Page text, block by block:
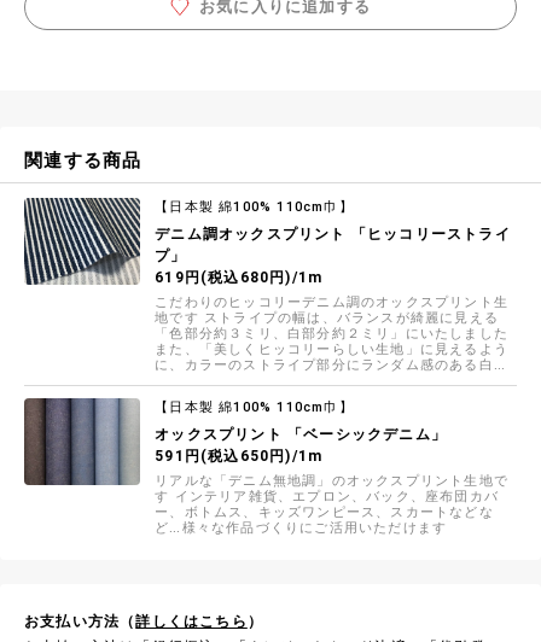
お気に入りに追加する
関連する商品
【日本製 綿100% 110cm巾】
デニム調オックスプリント 「ヒッコリーストライ
プ」
619円(税込680円)/1m
こだわりのヒッコリーデニム調のオックスプリント生
地です ストライプの幅は、バランスが綺麗に見える
「色部分約３ミリ、白部分約２ミリ」にいたしました
また、「美しくヒッコリーらしい生地」に見えるよう
に、カラーのストライプ部分にランダム感のある白い
【日本製 綿100% 110cm巾】
オックスプリント 「ベーシックデニム」
591円(税込650円)/1m
リアルな「デニム無地調」のオックスプリント生地で
す インテリア雑貨、エプロン、バック、座布団カバ
ー、ボトムス、キッズワンピース、スカートなどな
ど…様々な作品づくりにご活用いただけます
お支払い方法（詳しくはこちら ）